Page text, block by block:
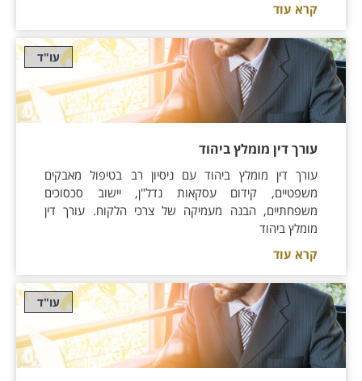
קרא עוד
עו"ד
עורך דין מומלץ ביהוד
עורך דין מומלץ ביהוד עם ניסיון רב בטיפול מאבקים
משפטיים, קידום עסקאות נדל"ן, יישוב סכסוכים
משפחתיים, הבנה מעמיקה של צרכי הלקוח. עורך דין
מומלץ ביהוד
קרא עוד
עו"ד